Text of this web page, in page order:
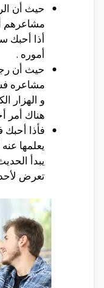
حيث أن
مشاعرهم
أذا أحبك
أموره .
حيث أن
مشاعره
و الهزار
هناك أمر
فأذا أحبك
يعلمها
يبدأ
تعرض